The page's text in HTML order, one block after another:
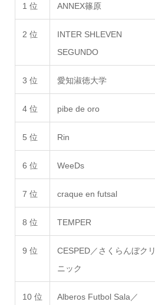
1 位 ANNEX篠原
2 位
INTER SHLEVEN
SEGUNDO
3 位 愛知淑徳大学
4 位 pibe de oro
5 位 Rin
6 位 WeeDs
7 位 craque en futsal
8 位 TEMPER
9 位
CESPED／さくらんぼクリ
ニック
10 位
Alberos Futbol Sala／